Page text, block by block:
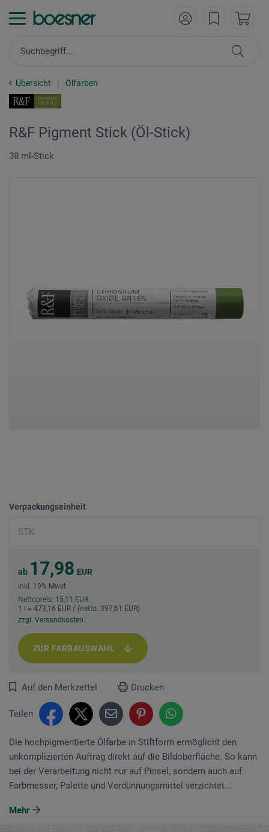
Übersicht Ölfarben
R&F Pigment Stick (Öl-Stick)
38 ml-Stick
Verpackungseinheit
ab 17,98 EUR
inkl. 19% Mwst
Nettopreis: 15,11 EUR
1 l = 473,16 EUR / (netto: 397,61 EUR)
zzgl. Versandkosten
ZUR FARBAUSWAHL
Auf den Merkzettel Drucken
Teilen
Die hochpigmentierte Ölfarbe in Stiftform ermöglicht den
unkomplizierten Auftrag direkt auf die Bildoberfläche. So kann
bei der Verarbeitung nicht nur auf Pinsel, sondern auch auf
Farbmesser, Palette und Verdünnungsmittel verzichtet...
Mehr